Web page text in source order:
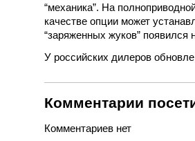
“механика”. На
качестве опции может
“заряженных жуков” появился
У российских дилеров
Комментарии
Комментариев нет